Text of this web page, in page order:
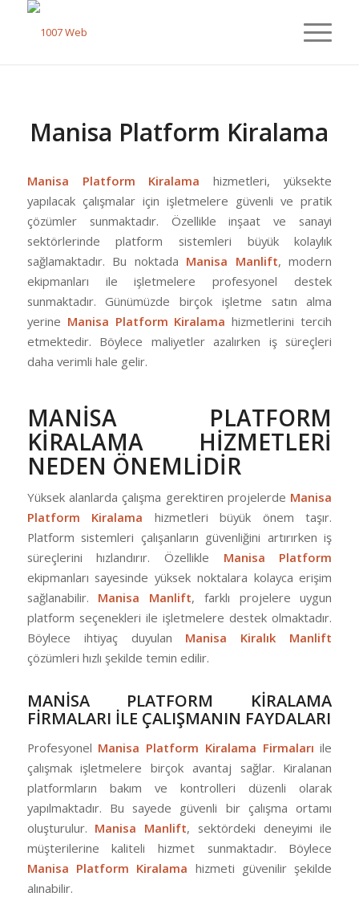
Manisa Platform Kiralama
Manisa Platform Kiralama hizmetleri, yüksekte
yapılacak çalışmalar için işletmelere güvenli ve pratik
çözümler sunmaktadır. Özellikle inşaat ve sanayi
sektörlerinde platform sistemleri büyük kolaylık
sağlamaktadır. Bu noktada Manisa Manlift, modern
ekipmanları ile işletmelere profesyonel destek
sunmaktadır. Günümüzde birçok işletme satın alma
yerine Manisa Platform Kiralama hizmetlerini tercih
etmektedir. Böylece maliyetler azalırken iş süreçleri
daha verimli hale gelir.
MANİSA PLATFORM
KİRALAMA HİZMETLERİ
NEDEN ÖNEMLİDİR
Yüksek alanlarda çalışma gerektiren projelerde Manisa
Platform Kiralama hizmetleri büyük önem taşır.
Platform sistemleri çalışanların güvenliğini artırırken iş
süreçlerini hızlandırır. Özellikle Manisa Platform
ekipmanları sayesinde yüksek noktalara kolayca erişim
sağlanabilir. Manisa Manlift, farklı projelere uygun
platform seçenekleri ile işletmelere destek olmaktadır.
Böylece ihtiyaç duyulan Manisa Kiralık Manlift
çözümleri hızlı şekilde temin edilir.
MANİSA PLATFORM KİRALAMA
FİRMALARI İLE ÇALIŞMANIN FAYDALARI
Profesyonel Manisa Platform Kiralama Firmaları ile
çalışmak işletmelere birçok avantaj sağlar. Kiralanan
platformların bakım ve kontrolleri düzenli olarak
yapılmaktadır. Bu sayede güvenli bir çalışma ortamı
oluşturulur. Manisa Manlift, sektördeki deneyimi ile
müşterilerine kaliteli hizmet sunmaktadır. Böylece
Manisa Platform Kiralama hizmeti güvenilir şekilde
alınabilir.